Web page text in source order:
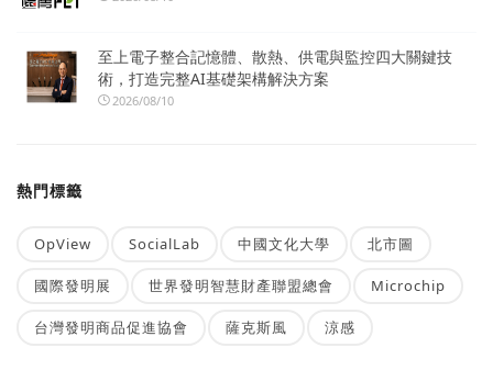
至上電子整合記憶體、散熱、供電與監控四大關鍵技
術，打造完整AI基礎架構解決方案
2026/08/10
熱門標籤
OpView SocialLab 中國文化大學 北市圖
國際發明展 世界發明智慧財產聯盟總會 Microchip
台灣發明商品促進協會 薩克斯風 涼感